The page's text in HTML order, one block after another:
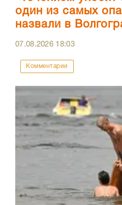
один из самых
назвали в
07.08.2026 18:03
Комментарии